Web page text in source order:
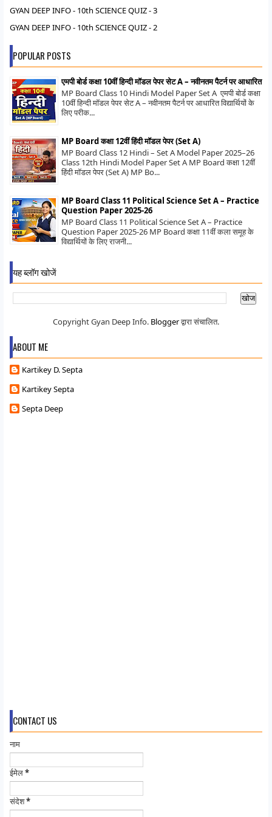
GYAN DEEP INFO - 10th SCIENCE QUIZ - 3
GYAN DEEP INFO - 10th SCIENCE QUIZ - 2
POPULAR POSTS
एमपी बोर्ड कक्षा 10वीं हिन्दी मॉडल पेपर सेट A – नवीनतम पैटर्न पर आधारित
MP Board Class 10 Hindi Model Paper Set A एमपी बोर्ड कक्षा
10वीं हिन्दी मॉडल पेपर सेट A – नवीनतम पैटर्न पर आधारित विद्यार्थियों के
लिए परीक...
MP Board कक्षा 12वीं हिंदी मॉडल पेपर (Set A)
MP Board Class 12 Hindi – Set A Model Paper 2025–26
Class 12th Hindi Model Paper Set A MP Board कक्षा 12वीं
हिंदी मॉडल पेपर (Set A) MP Bo...
MP Board Class 11 Political Science Set A – Practice
Question Paper 2025-26
MP Board Class 11 Political Science Set A – Practice
Question Paper 2025-26 MP Board कक्षा 11वीं कला समूह के
विद्यार्थियों के लिए राजनी...
यह ब्लॉग खोजें
Copyright Gyan Deep Info. Bloggerद्वारा संचालित.
ABOUT ME
Kartikey D. Septa
Kartikey Septa
Septa Deep
CONTACT US
नाम
ईमेल*
संदेश*